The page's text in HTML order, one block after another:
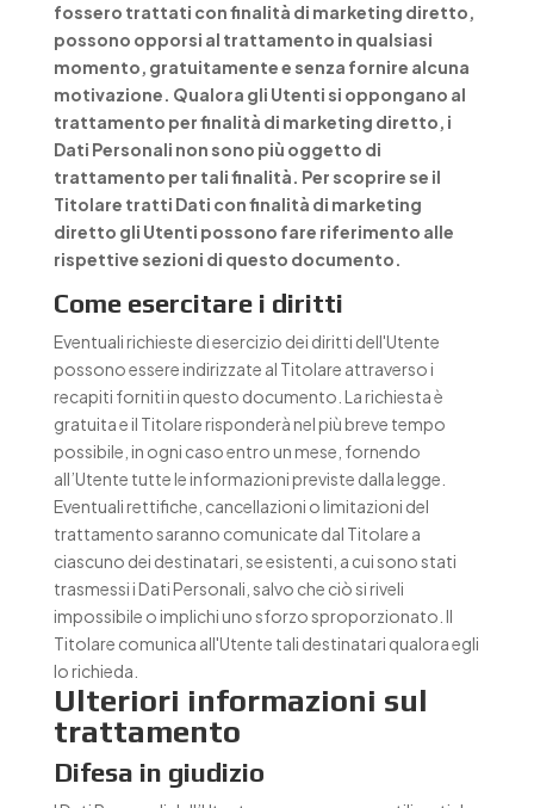
fossero trattati con finalità di marketing diretto,
possono opporsi al trattamento in qualsiasi
momento, gratuitamente e senza fornire alcuna
motivazione. Qualora gli Utenti si oppongano al
trattamento per finalità di marketing diretto, i
Dati Personali non sono più oggetto di
trattamento per tali finalità. Per scoprire se il
Titolare tratti Dati con finalità di marketing
diretto gli Utenti possono fare riferimento alle
rispettive sezioni di questo documento.
Come esercitare i diritti
Eventuali richieste di esercizio dei diritti dell'Utente
possono essere indirizzate al Titolare attraverso i
recapiti forniti in questo documento. La richiesta è
gratuita e il Titolare risponderà nel più breve tempo
possibile, in ogni caso entro un mese, fornendo
all’Utente tutte le informazioni previste dalla legge.
Eventuali rettifiche, cancellazioni o limitazioni del
trattamento saranno comunicate dal Titolare a
ciascuno dei destinatari, se esistenti, a cui sono stati
trasmessi i Dati Personali, salvo che ciò si riveli
impossibile o implichi uno sforzo sproporzionato. Il
Titolare comunica all'Utente tali destinatari qualora egli
lo richieda.
Ulteriori informazioni sul
trattamento
Difesa in giudizio